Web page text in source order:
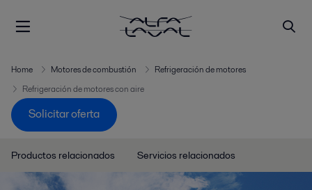
Home Motores de combustión
Refrigeración de motores
Refrigeración de motores con aire
Solicitar oferta
Productos relacionados Servicios relacionados